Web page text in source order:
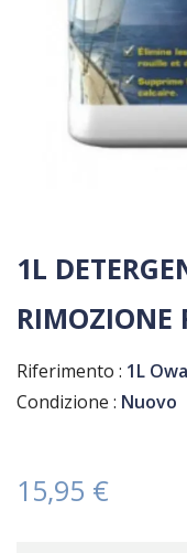
1L
RIMOZIONE
Riferimento : 1L
Condizione : Nuovo
15,95 €